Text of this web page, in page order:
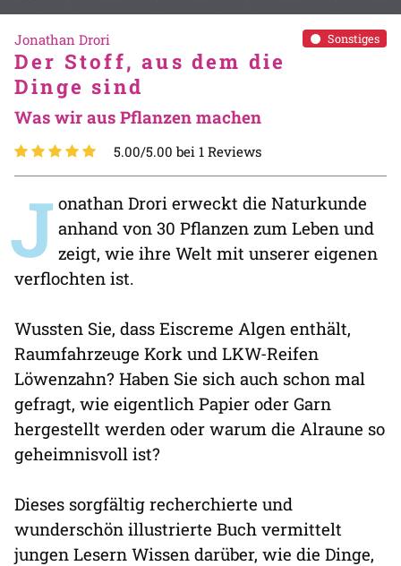
Sonstiges
Jonathan Drori
Der Stoff, aus dem die
Dinge sind
Was wir aus Pflanzen machen
5.00/5.00 bei 1 Reviews
J onathan Drori erweckt die Naturkunde
anhand von 30 Pflanzen zum Leben und
zeigt, wie ihre Welt mit unserer eigenen
verflochten ist.
Wussten Sie, dass Eiscreme Algen enthält,
Raumfahrzeuge Kork und LKW-Reifen
Löwenzahn? Haben Sie sich auch schon mal
gefragt, wie eigentlich Papier oder Garn
hergestellt werden oder warum die Alraune so
geheimnisvoll ist?
Dieses sorgfältig recherchierte und
wunderschön illustrierte Buch vermittelt
jungen Lesern Wissen darüber, wie die Dinge,